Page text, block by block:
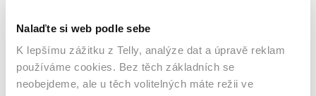
Nalaďte si web podle sebe
K lepšímu zážitku z Telly, analýze dat a úpravě reklam
používáme cookies. Bez těch základních se
neobejdeme, ale u těch volitelných máte režii ve
Sledujte kdekoliv až na 6 zařízeních
Sledovat internetovou televizi jde odkudkoliv